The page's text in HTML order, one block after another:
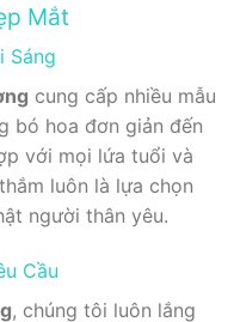
Mắt
Sáng
cung cấp nhiều mẫu
bó hoa đơn giản đến
với mọi lứa tuổi và
luôn là lựa chọn
người thân yêu.
Cầu
, chúng tôi luôn lắng